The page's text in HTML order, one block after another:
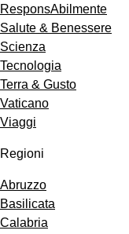
ResponsAbilmente
Salute & Benessere
Scienza
Tecnologia
Terra & Gusto
Vaticano
Viaggi
Regioni
Abruzzo
Basilicata
Calabria